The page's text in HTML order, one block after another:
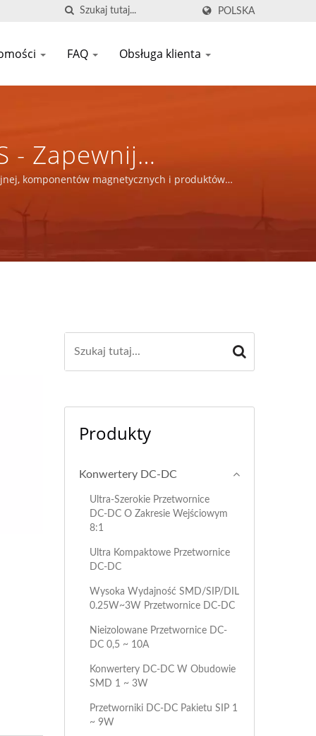
POLSKA
FAQ Obsługa klienta
- Zapewnij
komponentów magnetycznych i produktów
Produkty
Konwertery DC-DC
Ultra-Szerokie Przetwornice
DC-DC O Zakresie Wejściowym
8:1
Ultra Kompaktowe Przetwornice
DC-DC
Wysoka Wydajność SMD/SIP/DIL
0.25W~3W Przetwornice DC-DC
Nieizolowane Przetwornice DC-
DC 0,5 ~ 10A
Konwertery DC-DC W Obudowie
SMD 1 ~ 3W
Przetworniki DC-DC Pakietu SIP 1
~ 9W